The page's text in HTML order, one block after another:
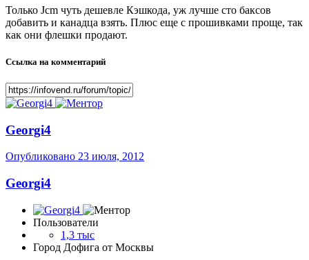
Только Jcm чуть дешевле Кэшкода, уж лучше сто баксов
добавить и канадца взять. Плюс еще с прошивками проще, так
как они флешки продают.
Ссылка на комментарий
Georgi4
Опубликовано 23 июля, 2012
Georgi4
Пользователи
1,3 тыс
Город Дофига от Москвы